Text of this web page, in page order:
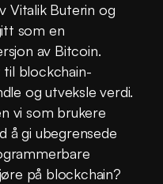
Vitalik Buterin og
som en
av Bitcoin.
til blockchain-
og utveksle verdi.
vi som brukere
å gi ubegrensede
på blockchain?